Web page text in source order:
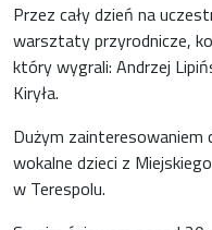
Przez cały dzień na
warsztaty przyrodnicze,
który wygrali: Andrzej
Kiryła.
Dużym zainteresowaniem
wokalne dzieci z
w Terespolu.